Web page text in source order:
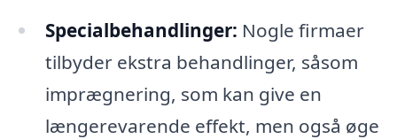
Specialbehandlinger: Nogle firmaer
tilbyder ekstra behandlinger, såsom
imprægnering, som kan give en
længerevarende effekt, men også øge